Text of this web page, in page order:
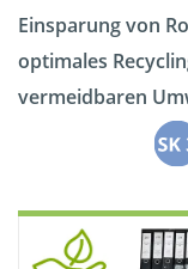
Einsparung von
optimales
vermeidbaren